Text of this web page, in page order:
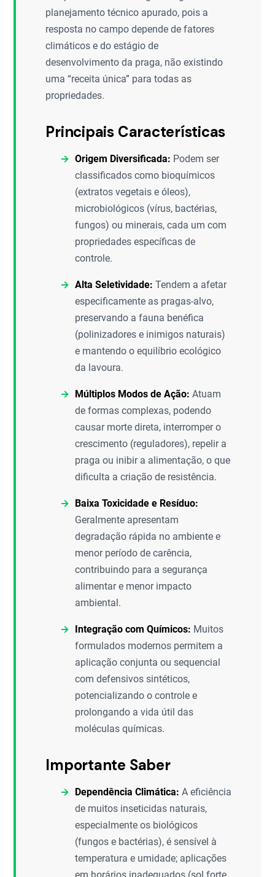
planejamento técnico apurado, pois a
resposta no campo depende de fatores
climáticos e do estágio de
desenvolvimento da praga, não existindo
uma “receita única” para todas as
propriedades.
Principais Características
Origem Diversificada: Podem ser
classificados como bioquímicos
(extratos vegetais e óleos),
microbiológicos (vírus, bactérias,
fungos) ou minerais, cada um com
propriedades específicas de
controle.
Alta Seletividade: Tendem a afetar
especificamente as pragas-alvo,
preservando a fauna benéfica
(polinizadores e inimigos naturais)
e mantendo o equilíbrio ecológico
da lavoura.
Múltiplos Modos de Ação: Atuam
de formas complexas, podendo
causar morte direta, interromper o
crescimento (reguladores), repelir a
praga ou inibir a alimentação, o que
dificulta a criação de resistência.
Baixa Toxicidade e Resíduo:
Geralmente apresentam
degradação rápida no ambiente e
menor período de carência,
contribuindo para a segurança
alimentar e menor impacto
ambiental.
Integração com Químicos: Muitos
formulados modernos permitem a
aplicação conjunta ou sequencial
com defensivos sintéticos,
potencializando o controle e
prolongando a vida útil das
moléculas químicas.
Importante Saber
Dependência Climática: A eficiência
de muitos inseticidas naturais,
especialmente os biológicos
(fungos e bactérias), é sensível à
temperatura e umidade; aplicações
em horários inadequados (sol forte